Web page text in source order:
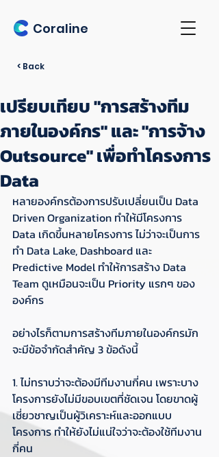
Coraline
< Back
เปรียบเทียบ "การสร้างทีม
ภายในองค์กร" และ "การจ้าง
Outsource" เพื่อทำโครงการ
Data
หลายองค์กรต้องการปรับเปลี่ยนเป็น Data
Driven Organization ทำให้มีโครงการ
Data เกิดขึ้นหลายโครงการ ไม่ว่าจะเป็นการ
ทำ Data Lake, Dashboard และ
Predictive Model ทำให้การสร้าง Data
Team ดูเหมือนจะเป็น Priority แรกๆ ของ
องค์กร
อย่างไรก็ตามการสร้างทีมภายในองค์กรมัก
จะมีข้อจำกัดสำคัญ 3 ข้อดังนี้
1. ไม่ทราบว่าจะต้องมีทีมงานกี่คน เพราะบาง
โครงการยังไม่มีขอบเขตที่ชัดเจน โดยขาดผู้
เชี่ยวชาญเป็นผู้วิเคราะห์และออกแบบ
โครงการ ทำให้ยังไม่แน่ใจว่าจะต้องใช้ทีมงาน
กี่คน